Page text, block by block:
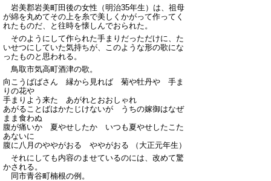
岩美郡岩美町田後の女性（明治35年生）は、祖母
が綿を丸めてその上を糸で美しくかがって作ってく
れたものだ、と往時を懐しんでおられた。
そのようにして作られた手まりだっただけに、た
いせつにしていた気持ちが、このような形の歌にな
ったものと思われる。
鳥取市気高町酒津の歌。
向こうばばさん 縁から見れば 菊や牡丹や 手ま
りの花や
手まりよう来た あがれとおおしゃれ
あがることばはかたじけないが うちの嫁御はなぜ
まま食わぬ
腹が痛いか 夏やせしたか いつも夏やせしたこた
あないに
腹に八月のややがおる ややがおる （大正元年生）
それにしても内容のませているのには、改めて驚
かされる。
同市青谷町楠根の例。